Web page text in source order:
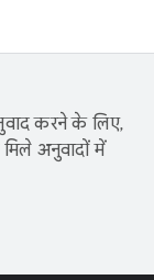
करने के लिए,
अनुवादों में